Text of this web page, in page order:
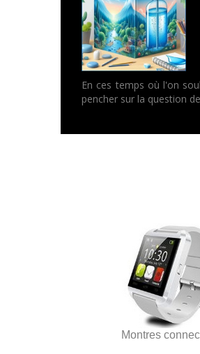
En ces temps où l'on
pencher sur la question
Montres